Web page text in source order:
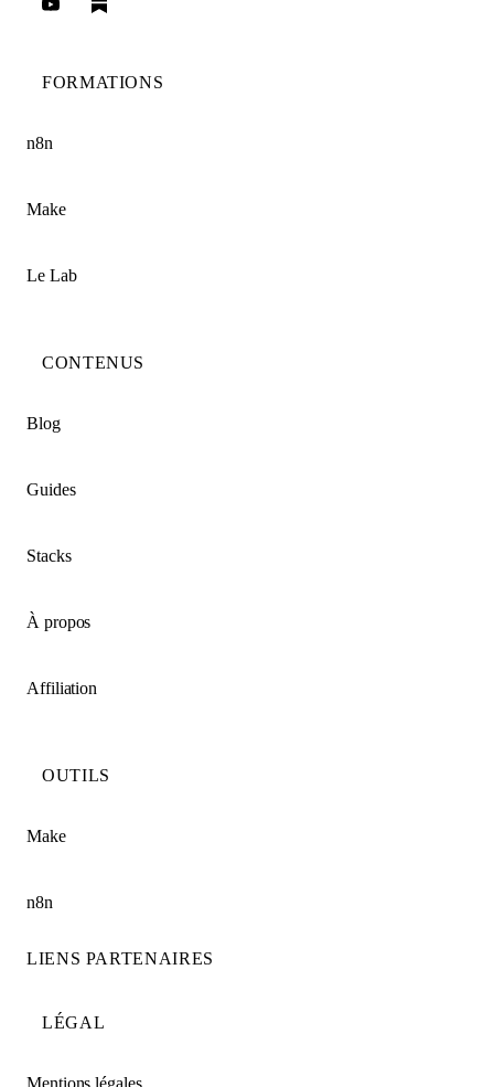
FORMATIONS
n8n
Make
Le Lab
CONTENUS
Blog
Guides
Stacks
À propos
Affiliation
OUTILS
Make
n8n
LIENS PARTENAIRES
LÉGAL
Mentions légales